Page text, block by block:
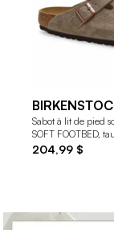
Sabot à lit de pied
SOFT FOOTBED,
204,99 $